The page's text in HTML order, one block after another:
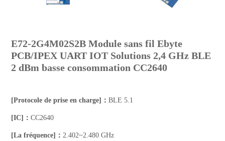
E72-2G4M02S2B Module sans fil Ebyte
PCB/IPEX UART IOT Solutions 2,4 GHz BLE
2 dBm basse consommation CC2640
[Protocole de prise en charge]：BLE 5.1
[IC]：CC2640
[La fréquence]：2.402~2.480 GHz